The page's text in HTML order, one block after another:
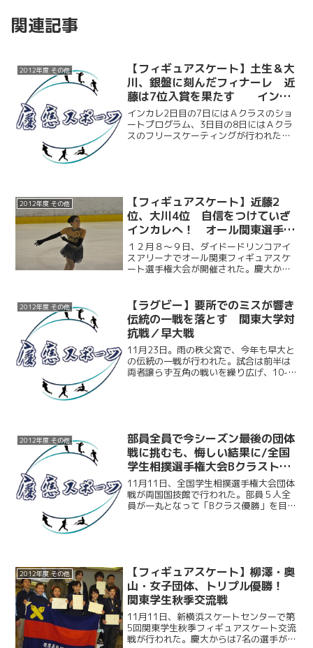
関連記事
2012年度 その他
【フィギュアスケート】土生＆大
川、銀盤に刻んだフィナーレ 近
藤は7位入賞を果たす インカ
レ2・3日目
インカレ2日目の7日にはＡクラスのショ
ートプログラム、3日目の8日にはＡクラ
スのフリースケーティングが行われた。
2012年度 その他
【フィギュアスケート】近藤2
位、大川4位 自信をつけていざ
インカレへ！ オール関東選手権
大会
１２月８～９日、ダイドードリンコアイ
スアリーナでオール関東フィギュアスケ
ート選手権大会が開催された。慶大から
～9日・宇都宮）前の最後の大会となっ
た。両者とも1ヶ月前に...
2012年度 その他
【ラグビー】要所でのミスが響き
伝統の一戦を落とす 関東大学対
抗戦／早大戦
11月23日。雨の秩父宮で、今年も早大と
の伝統の一戦が行われた。試合は前半は
両者譲らず互角の戦いを繰り広げ、10-
2012年度 その他
部員全員で今シーズン最後の団体
戦に挑むも、悔しい結果に/全国
学生相撲選手権大会Bクラストー
ナメント
11月11日、全国学生相撲選手権大会団体
戦が両国国技館で行われた。部員５人全
員が一丸となって「Bクラス優勝」を目指
2012年度 その他
【フィギュアスケート】柳澤・奥
山・女子団体、トリプル優勝！
関東学生秋季交流戦
11月11日、新横浜スケートセンターで第
5回関東学生秋季フィギュアスケート交流
戦が行われた。慶大からは7名の選手が出